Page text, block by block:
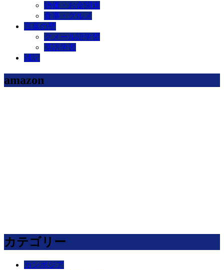
物価・お金関連
食事・グルメ
言葉の壁
クメール語学習
英語学習
雑記
amazon
カテゴリー
カンボジア